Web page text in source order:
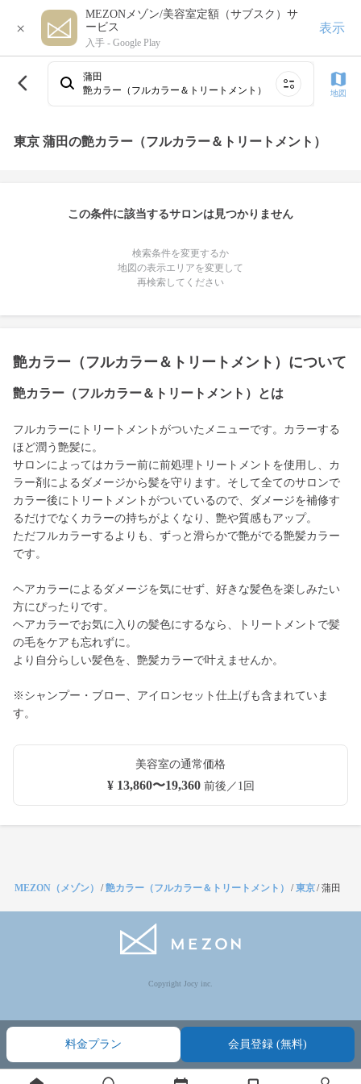
×
MEZONメゾン/美容室定額（サブスク）サ
ービス
入手 - Google Play
表示
蒲田
艶カラー（フルカラー＆トリートメント）
地図
東京 蒲田の艶カラー（フルカラー＆トリートメント）
この条件に該当するサロンは見つかりません
検索条件を変更するか
地図の表示エリアを変更して
再検索してください
艶カラー（フルカラー＆トリートメント）について
艶カラー（フルカラー＆トリートメント）とは
フルカラーにトリートメントがついたメニューです。カラーする
ほど潤う艶髪に。
サロンによってはカラー前に前処理トリートメントを使用し、カ
ラー剤によるダメージから髪を守ります。そして全てのサロンで
カラー後にトリートメントがついているので、ダメージを補修す
るだけでなくカラーの持ちがよくなり、艶や質感もアップ。
ただフルカラーするよりも、ずっと滑らかで艶がでる艶髪カラー
です。
ヘアカラーによるダメージを気にせず、好きな髪色を楽しみたい
方にぴったりです。
ヘアカラーでお気に入りの髪色にするなら、トリートメントで髪
の毛をケアも忘れずに。
より自分らしい髪色を、艶髪カラーで叶えませんか。
※シャンプー・ブロー、アイロンセット仕上げも含まれていま
す。
美容室の通常価格
¥ 13,860〜19,360前後／1回
料金プラン 会員登録 (無料)
MEZON（メゾン） /艶カラー（フルカラー＆トリートメント） /東京/蒲田
Copyright Jocy inc.